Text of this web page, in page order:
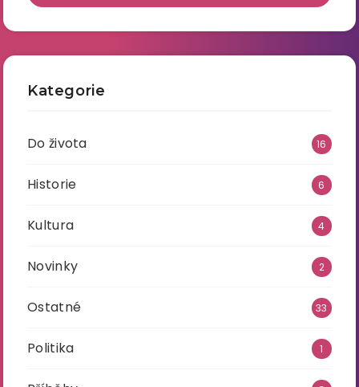
Kategorie
Do života 16
Historie 6
Kultura 4
Novinky 2
Ostatné 33
Politika 1